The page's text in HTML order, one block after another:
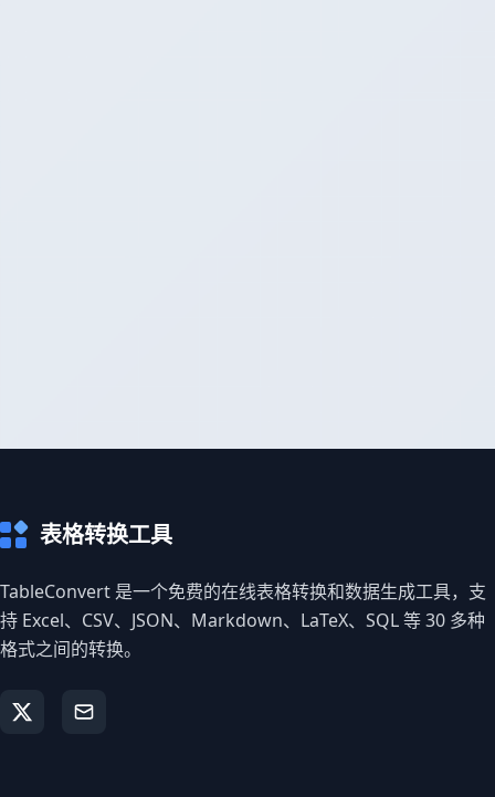
表格转换工具
TableConvert 是一个免费的在线表格转换和数据生成工具，支
持 Excel、CSV、JSON、Markdown、LaTeX、SQL 等 30 多种
格式之间的转换。